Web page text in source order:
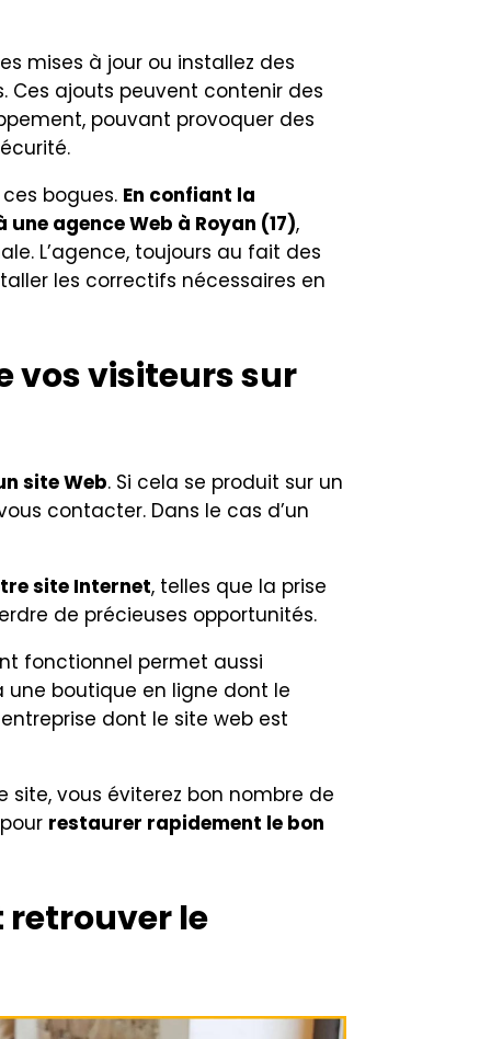
mises à jour ou installez des
Ces ajouts peuvent contenir des
pouvant provoquer des
bogues. En confiant la
agence Web à Royan (17),
L’agence, toujours au fait des
les correctifs nécessaires en
vos visiteurs sur
site Web. Si cela se produit sur un
contacter. Dans le cas d’un
site Internet, telles que la prise
de précieuses opportunités.
fonctionnel permet aussi
une boutique en ligne dont le
dont le site web est
vous éviterez bon nombre de
restaurer rapidement le bon
retrouver le